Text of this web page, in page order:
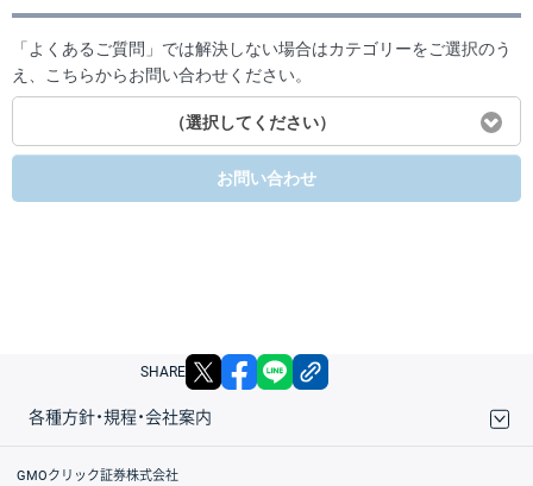
「よくあるご質問」では解決しない場合はカテゴリーをご選択のう
え、こちらからお問い合わせください。
（選択してください）
お問い合わせ
SHARE X facebook
各種方針・規程・会社案内
取引規程・約款
サイトマップ
その他のご案内
個人情報保護方針
最良執行方針
サイトのご利用について
ディスクレイマー
信託保全
リスク説明
会社案内
GMOクリック証券株式会社